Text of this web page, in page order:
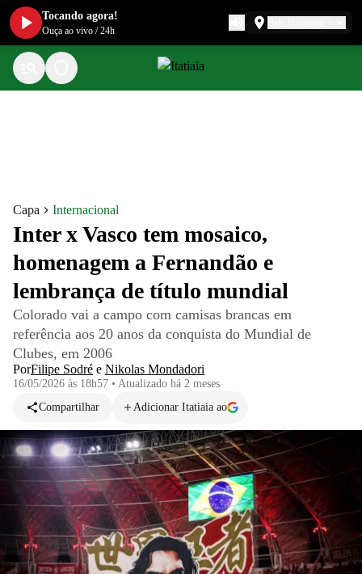
Capa Internacional
Inter x Vasco tem mosaico,
homenagem a Fernandão e
lembrança de título mundial
Colorado vai a campo com camisas brancas em
referência aos 20 anos da conquista do Mundial de
Clubes, em 2006
PorFilipe Sodré e Nikolas Mondadori
16/05/2026 às 18h57 • Atualizado há 2 meses
Compartilhar
Adicionar Itatiaia ao
Tocando agora!
Ouça ao vivo /24h